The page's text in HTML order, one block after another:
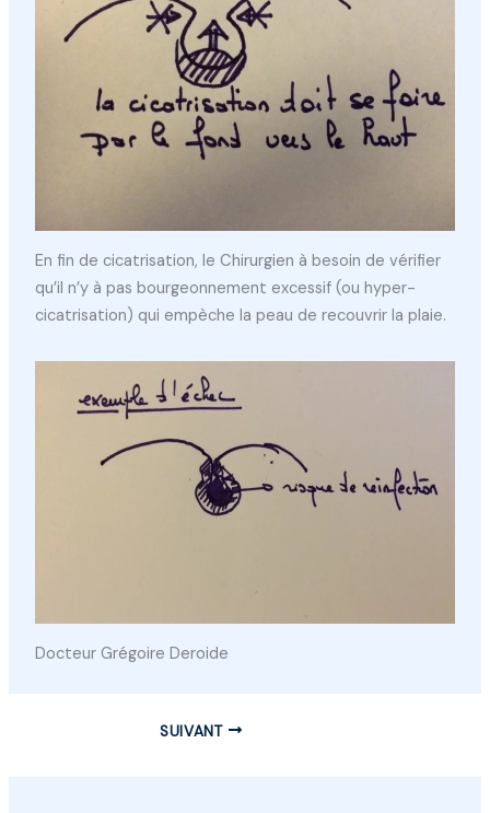
En fin de cicatrisation, le Chirurgien à besoin de vérifier
qu’il n’y à pas bourgeonnement excessif (ou hyper-
cicatrisation) qui empèche la peau de recouvrir la plaie.
Docteur Grégoire Deroide
SUIVANT